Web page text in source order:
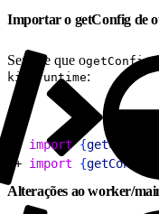
Importar o getConfig de
Sempre que ogetConfig
kit-runtime:
- import {getConfig
+ import {getConfig
Alterações ao worker/